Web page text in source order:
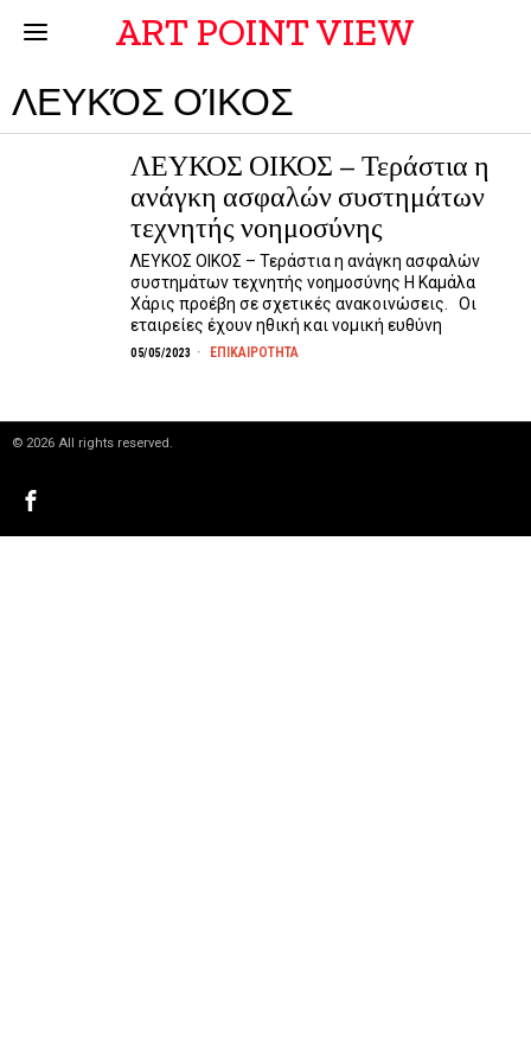
ART POINT VIEW
ΛΕΥΚΌΣ ΟΊΚΟΣ
ΛΕΥΚΟΣ ΟΙΚΟΣ – Τεράστια η
ανάγκη ασφαλών συστημάτων
τεχνητής νοημοσύνης
ΛΕΥΚΟΣ ΟΙΚΟΣ – Τεράστια η ανάγκη ασφαλών
συστημάτων τεχνητής νοημοσύνης Η Καμάλα
Χάρις προέβη σε σχετικές ανακοινώσεις. Οι
εταιρείες έχουν ηθική και νομική ευθύνη
05/05/2023 ΕΠΙΚΑΙΡΟΤΗΤΑ
© 2026 All rights reserved.